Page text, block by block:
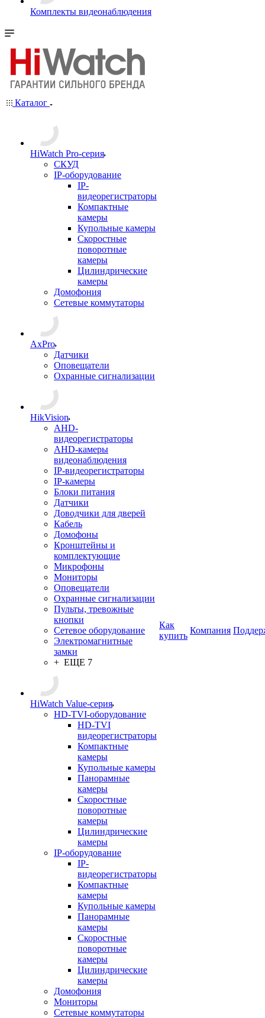
Комплекты видеонаблюдения
Каталог
HiWatch Pro-серия
CКУД
IP-оборудование
IP-
видеорегистраторы
Компактные
камеры
Купольные камеры
Скоростные
поворотные
камеры
Цилиндрические
камеры
Домофония
Сетевые коммутаторы
AxPro
Датчики
Оповещатели
Охранные сигнализации
HikVision
AHD-
видеорегистраторы
AHD-камеры
видеонаблюдения
IP-видеорегистраторы
IP-камеры
Блоки питания
Датчики
Доводчики для дверей
Кабель
Домофоны
Кронштейны и
комплектующие
Микрофоны
Мониторы
Оповещатели
Охранные сигнализации
Пульты, тревожные
кнопки
Сетевое оборудование
Электромагнитные
замки
+ ЕЩЕ 7
HiWatch Value-серия
HD-TVI-оборудование
HD-TVI
видеорегистраторы
Компактные
камеры
Купольные камеры
Панорамные
камеры
Скоростные
поворотные
камеры
Цилиндрические
камеры
IP-оборудование
IP-
видеорегистраторы
Компактные
камеры
Купольные камеры
Панорамные
камеры
Скоростные
поворотные
камеры
Цилиндрические
камеры
Домофония
Мониторы
Сетевые коммутаторы
Как
купить
Компания